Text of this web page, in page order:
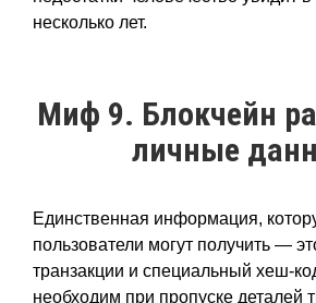
несколько лет.
Миф 9. Блокчейн
личные
Единственная информация,
пользователи могут получить —
транзакции и специальный хеш-
необходим при пропуске деталей